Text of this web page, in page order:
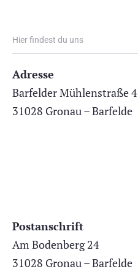
Hier findest du uns
Adresse
Barfelder Mühlenstraße 4
31028 Gronau – Barfelde
Postanschrift
Am Bodenberg 24
31028 Gronau – Barfelde